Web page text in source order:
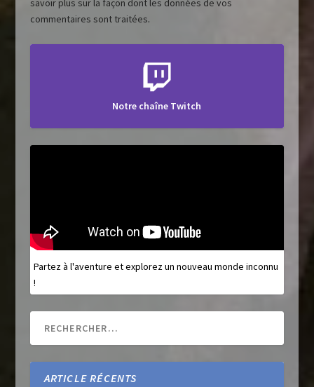
commentaires sont traitées.
Notre chaîne Twitch
Partez à l'aventure et explorez un nouveau monde inconnu
!
ARTICLE RÉCENTS